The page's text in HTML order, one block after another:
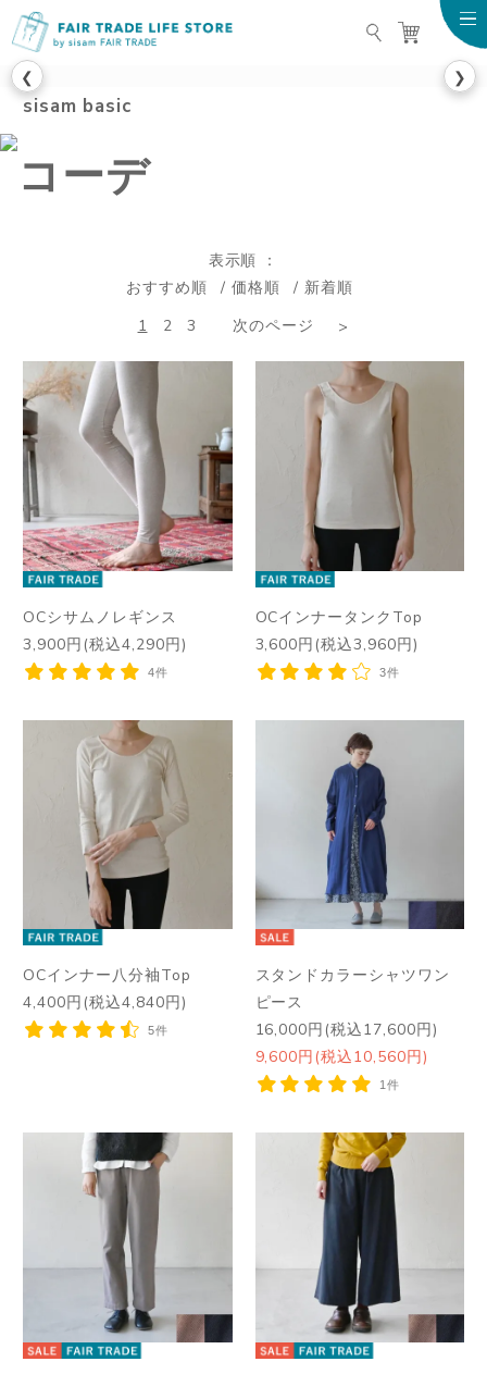
FAIR TRADE LIFE
❮ ❯
sisam basic
表示順
おすすめ順
価格順
新着順
1
2 3 次のページ
OCシサムノレギンス
3,900円(税込4,290円)
4件
OCインナータンクTop
3,600円(税込3,960円)
3件
OCインナー八分袖Top
4,400円(税込4,840円)
5件
スタンドカラーシャツワン
ピース
16,000円(税込17,600円)
9,600円(税込10,560円)
1件